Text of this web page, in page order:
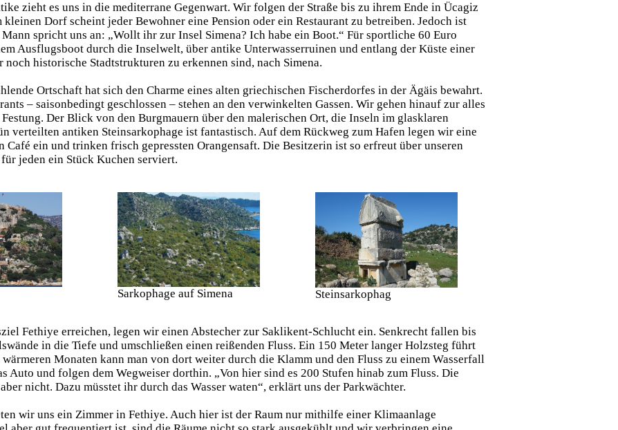
zieht es uns in die mediterrane Gegenwart. Wir folgen der Straße bis zu ihrem Ende in Ücagiz
Dorf scheint jeder Bewohner eine Pension oder ein Restaurant zu betreiben. Jedoch ist
spricht uns an: „Wollt ihr zur Insel Simena? Ich habe ein Boot.“ Für sportliche 60 Euro
Ausflugsboot durch die Inselwelt, über antike Unterwasserruinen und entlang der Küste einer
noch historische Stadtstrukturen zu erkennen sind, nach Simena.
Ortschaft hat sich den Charme eines alten griechischen Fischerdorfes in der Ägäis bewahrt.
– saisonbedingt geschlossen – stehen an den verwinkelten Gassen. Wir gehen hinauf zur alles
Der Blick von den Burgmauern über den malerischen Ort, die Inseln im glasklaren
verteilten antiken Steinsarkophage ist fantastisch. Auf dem Rückweg zum Hafen legen wir eine
Café ein und trinken frisch gepressten Orangensaft. Die Besitzerin ist so erfreut über unseren
jeden ein Stück Kuchen serviert.
Sarkophage auf Simena Steinsarkophag
Fethiye erreichen, legen wir einen Abstecher zur Saklikent-Schlucht ein. Senkrecht fallen bis
in die Tiefe und umschließen einen reißenden Fluss. Ein 150 Meter langer Holzsteg führt
Monaten kann man von dort weiter durch die Klamm und den Fluss zu einem Wasserfall
Auto und folgen dem Wegweiser dorthin. „Von hier sind es 200 Stufen hinab zum Fluss. Die
nicht. Dazu müsstet ihr durch das Wasser waten“, erklärt uns der Parkwächter.
wir uns ein Zimmer in Fethiye. Auch hier ist der Raum nur mithilfe einer Klimaanlage